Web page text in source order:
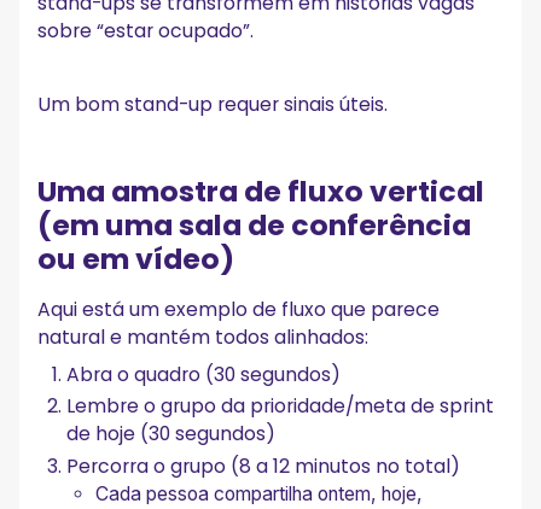
sobre “estar ocupado”.
Um bom stand-up requer sinais úteis.
Uma amostra de fluxo vertical
(em uma sala de conferência
ou em vídeo)
Aqui está um exemplo de fluxo que parece
natural e mantém todos alinhados:
Abra o quadro (30 segundos)
Lembre o grupo da prioridade/meta de sprint
de hoje (30 segundos)
Percorra o grupo (8 a 12 minutos no total)
Cada pessoa compartilha ontem, hoje,